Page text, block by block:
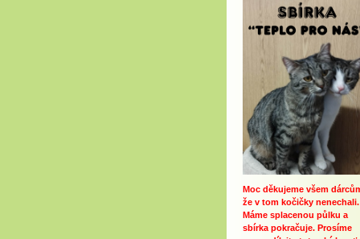
Moc děkujeme všem
že v tom kočičky nenechali.
Máme splacenou půlku a
sbírka pokračuje. Prosíme